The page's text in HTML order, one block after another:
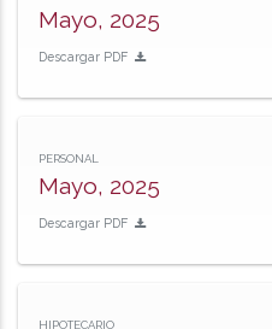
Mayo, 2025
Descargar PDF
PERSONAL
Mayo, 2025
Descargar PDF
HIPOTECARIO